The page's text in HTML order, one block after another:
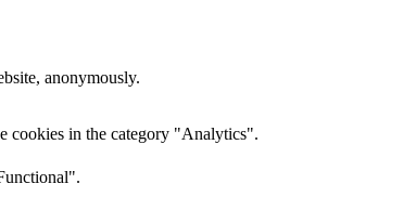
anonymously.
cookies in the category "Analytics".